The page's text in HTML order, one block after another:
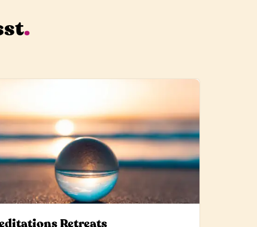
.
Retreats